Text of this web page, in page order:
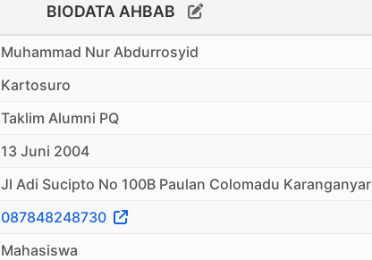
BIODATA AHBAB
Muhammad Nur Abdurrosyid
Kartosuro
Taklim Alumni PQ
13 Juni 2004
Jl Adi Sucipto No 100B Paulan Colomadu Karanganyar
087848248730
Mahasiswa